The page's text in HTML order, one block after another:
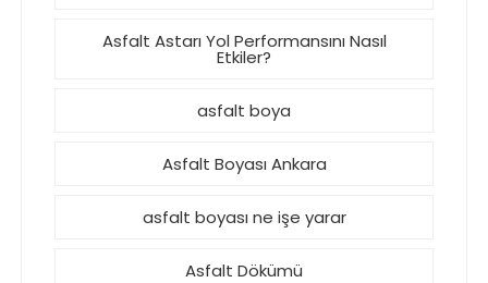
Asfalt Astarı Yol Performansını Nasıl
Etkiler?
asfalt boya
Asfalt Boyası Ankara
asfalt boyası ne işe yarar
Asfalt Dökümü